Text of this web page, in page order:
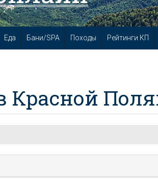
Еда Бани/SPA Походы Рейтинги КП